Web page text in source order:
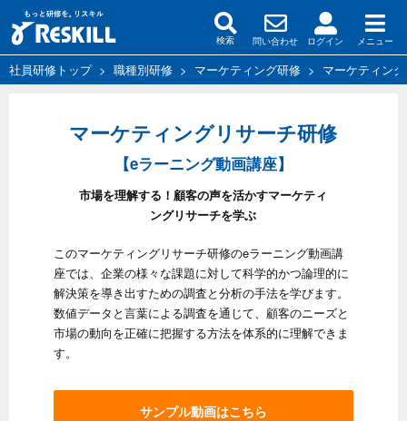
検索 問い合わせ ログイン メニュー
社員研修トップ> 職種別研修 > マーケティング研修 > マーケティン
マーケティングリサーチ研修
【eラーニング動画講座】
市場を理解する！顧客の声を活かすマーケティ
ングリサーチを学ぶ
このマーケティングリサーチ研修のeラーニング動画講
座では、企業の様々な課題に対して科学的かつ論理的に
解決策を導き出すための調査と分析の手法を学びます。
数値データと言葉による調査を通じて、顧客のニーズと
市場の動向を正確に把握する方法を体系的に理解できま
す。
サンプル動画はこちら